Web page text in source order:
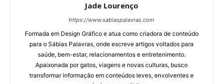
Jade Lourenço
https://www.sabiaspalavras.com
Formada em Design Gráfico e atua como criadora de conteúdo
para o Sábias Palavras, onde escreve artigos voltados para
saúde, bem-estar, relacionamentos e entretenimento.
Apaixonada por gatos, viagens e novas culturas, busco
transformar informação em conteúdos leves, envolventes e